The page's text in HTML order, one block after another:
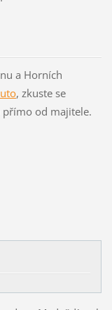
a Horních
, zkuste se
přímo od majitele.